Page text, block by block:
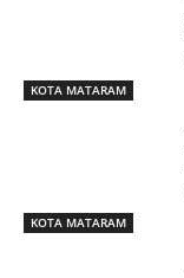
KOTA MATARAM
KOTA MATARAM